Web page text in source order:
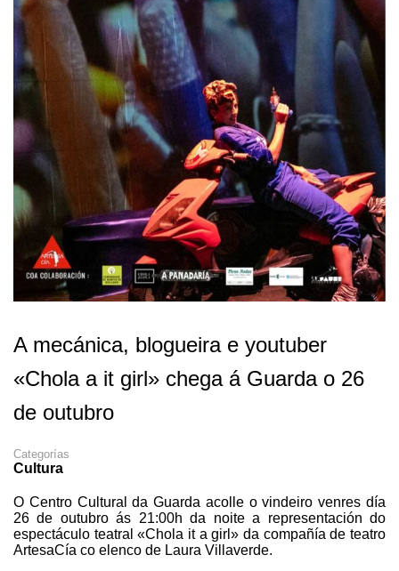
A mecánica, blogueira e youtuber
«Chola a it girl» chega á Guarda o 26
de outubro
Categorías
Cultura
O Centro Cultural da Guarda acolle o vindeiro venres día
26 de outubro ás 21:00h da noite a representación do
espectáculo teatral «Chola it a girl» da compañía de teatro
ArtesaCía co elenco de Laura Villaverde.